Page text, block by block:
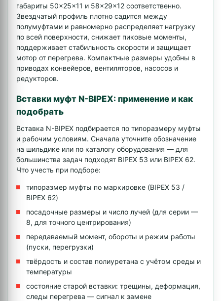
габариты 50×25×11 и 58×29×12 соответственно.
Звездчатый профиль плотно садится между
полумуфтами и равномерно распределяет нагрузку
по всей поверхности, снижает пиковые моменты,
поддерживает стабильность скорости и защищает
мотор от перегрева. Компактные размеры удобны в
приводах конвейеров, вентиляторов, насосов и
редукторов.
Вставки муфт N-BIPEX: применение и как
подобрать
Вставка N-BIPEX подбирается по типоразмеру муфты
и рабочим условиям. Сначала уточните обозначение
на шильдике или по каталогу оборудования — для
большинства задач подходят BIPEX 53 или BIPEX 62.
Что учесть при подборе:
типоразмер муфты по маркировке (BIPEX 53 /
BIPEX 62)
посадочные размеры и число лучей (для серии —
8, для точного центрирования)
передаваемый момент, обороты и режим работы
(пуски, перегрузки)
твёрдость и состав полиуретана с учётом среды и
температуры
состояние старой вставки: трещины, деформация,
следы перегрева — сигнал к замене